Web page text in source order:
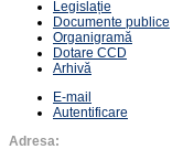
Legislație
Documente publice
Organigramă
Dotare CCD
Arhivă
E-mail
Autentificare
Adresa: